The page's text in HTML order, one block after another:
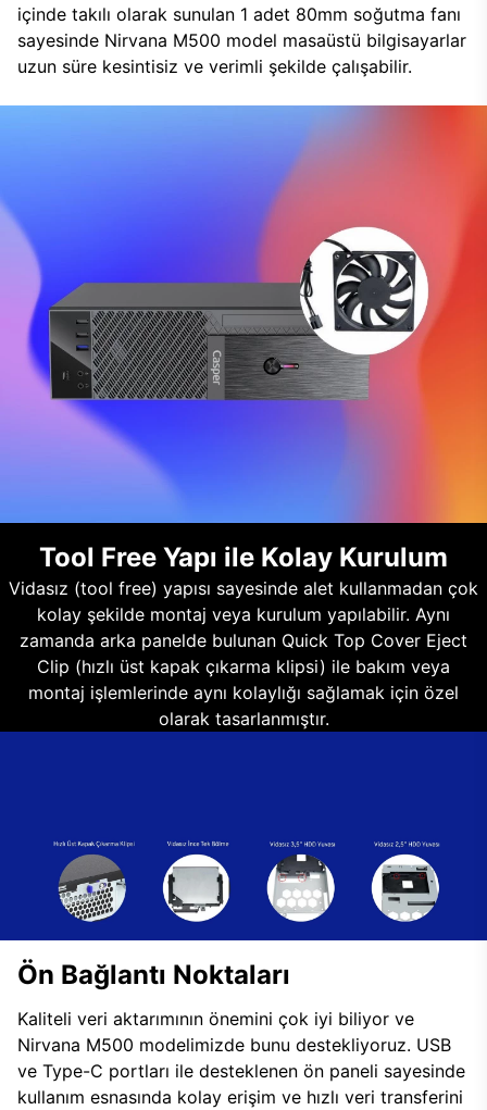
içinde takılı olarak sunulan 1 adet 80mm soğutma fanı
sayesinde Nirvana M500 model masaüstü bilgisayarlar
uzun süre kesintisiz ve verimli şekilde çalışabilir.
Tool Free Yapı ile Kolay Kurulum
Vidasız (tool free) yapısı sayesinde alet kullanmadan çok
kolay şekilde montaj veya kurulum yapılabilir. Aynı
zamanda arka panelde bulunan Quick Top Cover Eject
Clip (hızlı üst kapak çıkarma klipsi) ile bakım veya
montaj işlemlerinde aynı kolaylığı sağlamak için özel
olarak tasarlanmıştır.
Ön Bağlantı Noktaları
Kaliteli veri aktarımının önemini çok iyi biliyor ve
Nirvana M500 modelimizde bunu destekliyoruz. USB
ve Type-C portları ile desteklenen ön paneli sayesinde
kullanım esnasında kolay erişim ve hızlı veri transferini